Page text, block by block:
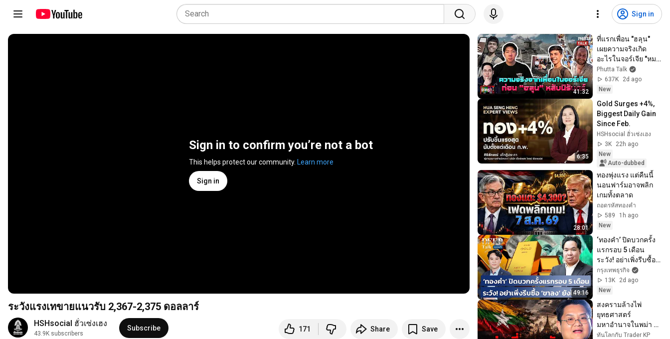
Sign in
Sign in to confirm you’re not a bot
This helps protect our community. Learn more
Sign in
ระวังแรงเทขายแนวรับ 2,367-2,375 ดอลลาร์
HSHsocial ฮั่วเซ่งเฮง
43.9K subscribers
Subscribe 171 Share Save
41:32
ที่แรกเพื่อน "ฮลุน"
เผยความจริงเกิด
อะไรในจอร์เจีย "หมอ
แทน" ช่วยนาชาตา
ลาสานฝันl ปรากฏว่า
l 5 ส.ค. 69
Phutta Talk
637K
2d ago
New
6:35
Gold Surges +4%,
Biggest Daily Gain
Since Feb.
HSHsocial ฮั่วเซ่งเฮง
3K
22h ago
New
Auto-dubbed
28:01
ทองพุ่งแรง แต่คืนนี้
นอนฟาร์มอาจพลิก
เกมทั้งตลาด
ถอดรหัสทองคำ
589
1h ago
New
49:16
‘ทองคำ’ ปิดบวกครั้ง
แรกรอบ 5 เดือน
ระวัง! อย่าเพิ่งรีบซื้อ
‘ขาลง’ ยังไม่จบ |
DEEP Talk
กรุงเทพธุรกิจ
13K
2d ago
New
สงครามล้างไพ่
ยุทธศาสตร์
มหาอำนาจในพม่า
และวิกฤตที่ไทยเลี่ยง
ทันโลกกับ Trader KP